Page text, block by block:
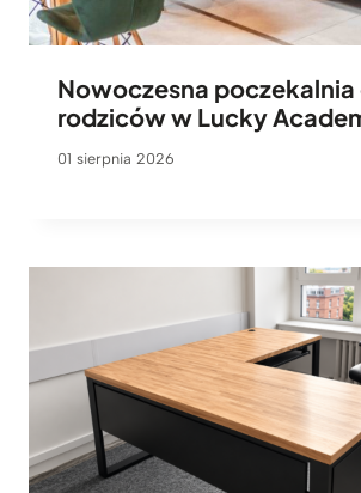
Nowoczesna poczekalnia
rodziców w Lucky
01 sierpnia 2026